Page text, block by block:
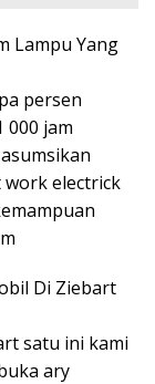
Lampu Yang
persen
000 jam
electrick
Di Ziebart
satu ini kami
ary